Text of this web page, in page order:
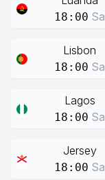
18:00 Sa
Lisbon
18:00 Sa
Lagos
18:00 Sa
Jersey
18:00 Sa